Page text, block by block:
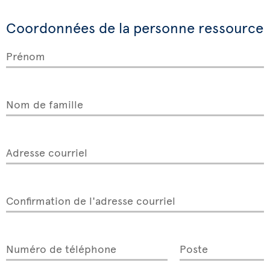
Coordonnées de la personne ressource
Prénom
Nom de famille
Adresse courriel
Confirmation de l'adresse courriel
Numéro de téléphone Poste